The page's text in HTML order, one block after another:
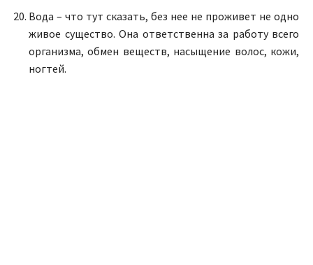
Вода – что тут сказать, без нее не проживет не одно
живое существо. Она ответственна за работу всего
организма, обмен веществ, насыщение волос, кожи,
ногтей.